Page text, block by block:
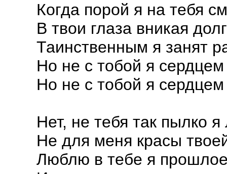
Когда порой я на тебя
В твои глаза вникая
Таинственным я занят
Но не с тобой я
Но не с тобой я
Нет, не тебя так пылко
Не для меня красы
Люблю в тебе я